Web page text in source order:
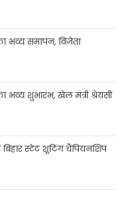
भव्य समापन, विजेता
भव्य शुभारंभ, खेल मंत्री श्रेयसी
स्टेट शूटिंग चैंपियनशिप